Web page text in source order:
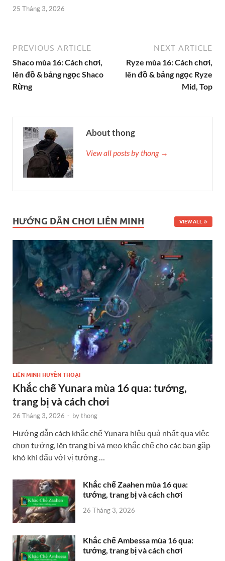
25 Tháng 3, 2026
PREVIOUS ARTICLE
Shaco mùa 16: Cách chơi,
lên đồ & bảng ngọc Shaco
Rừng
NEXT ARTICLE
Ryze mùa 16: Cách chơi,
lên đồ & bảng ngọc Ryze
Mid, Top
About thong
View all posts by thong →
HƯỚNG DẪN CHƠI LIÊN MINH VIEW ALL
LIÊN MINH HUYỀN THOẠI
Khắc chế Yunara mùa 16 qua: tướng,
trang bị và cách chơi
26 Tháng 3, 2026 - bythong
Hướng dẫn cách khắc chế Yunara hiệu quả nhất qua việc
chọn tướng, lên trang bị và mẹo khắc chế cho các bạn gặp
khó khi đấu với vị tướng …
Khắc chế Zaahen mùa 16 qua:
tướng, trang bị và cách chơi
26 Tháng 3, 2026
Khắc chế Ambessa mùa 16 qua:
tướng, trang bị và cách chơi